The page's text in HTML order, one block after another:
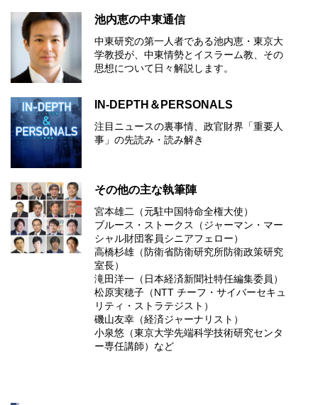
池内恵の中東通信
中東研究の第⼀⼈者である池内恵・東京⼤
学教授が、中東情勢とイスラーム教、その
思想について⽇々解説します。
IN-DEPTH＆PERSONALS
注目ニュースの裏事情、政官財界「重要人
事」の先読み・読み解き
その他の主な執筆陣
宮本雄二（元駐中国特命全権大使）
ブルース・ストークス（ジャーマン・マー
シャル財団客員シニアフェロー）
高橋杉雄（防衛省防衛研究所防衛政策研究
室長）
滝田洋一（日本経済新聞社特任編集委員）
松原実穂子（NTT チーフ・サイバーセキュ
リティ・ストラテジスト）
磯山友幸（経済ジャーナリスト）
小泉悠（東京大学先端科学技術研究センタ
ー専任講師）など